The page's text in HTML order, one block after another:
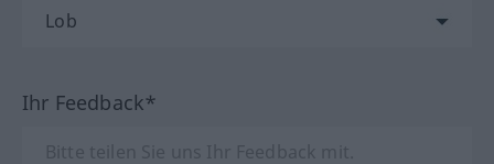
Ihr Feedback*